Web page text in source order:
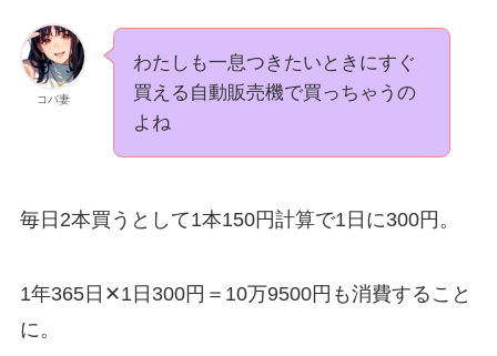
コバ妻
わたしも一息つきたいときにすぐ
買える自動販売機で買っちゃうの
よね
毎日2本買うとして1本150円計算で1日に300円。
1年365日✕1日300円＝10万9500円も消費すること
に。